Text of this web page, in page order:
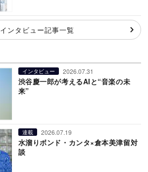
インタビュー記事一覧
インタビュー 2026.07.31
渋谷慶一郎が考えるAIと“音楽の未
来”
連載 2026.07.19
水溜りボンド・カンタ×倉本美津留対
談